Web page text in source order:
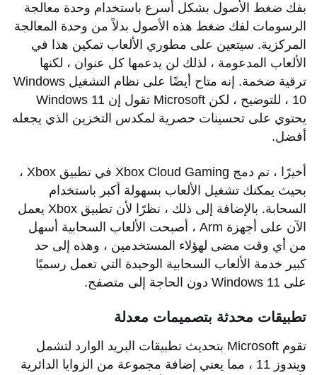
بفك ضغط الأصول بشكل أسرع باستخدام وحدة معالجة
الرسومات لفك ضغط هذه الأصول بدلاً من وحدة المعالجة
المركزية. سيتعين على مطوري الألعاب تمكين هذا في
الألعاب المدعومة ، لذلك لن يدعمها كل عنوان ، لكنها
ترقية ضخمة. إنه متاح أيضًا على نظام التشغيل Windows
10 ، للتوضيح ، لكن Microsoft تقول إن Windows 11
يحتوي على تحسينات حصرية لمكدس التخزين الذي يجعله
أفضل.
أخيرًا ، تم دمج Xbox Cloud Gaming في تطبيق Xbox ،
بحيث يمكنك تشغيل الألعاب بسهولة أكبر باستخدام
السحابة. بالإضافة إلى ذلك ، نظرًا لأن تطبيق Xbox يعمل
الآن على أجهزة Arm ، أصبحت الألعاب السحابية أسهل
من أي وقت مضى لهؤلاء المستخدمين ، وهذه إلى حد
كبير خدمة الألعاب السحابية الوحيدة التي تعمل رسميًا
على Windows 11 دون الحاجة إلى متصفح.
تطبيقات محدثة بتصميمات معدلة
تقوم Microsoft بتحديث تطبيقات البريد الوارد لتشمل
ويندوز 11 ، مما يعني إضافة مجموعة من الزوايا الدائرية